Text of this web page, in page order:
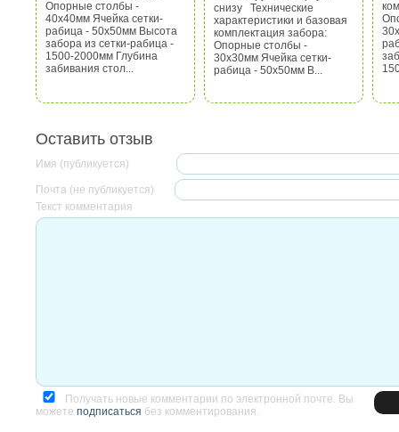
Опорные столбы -
40х40мм Ячейка сетки-
рабица - 50х50мм Высота
забора из сетки-рабица -
1500-2000мм Глубина
забивания стол...
снизу Технические
характеристики и базовая
комплектация забора:
Опорные столбы -
30х30мм Ячейка сетки-
рабица - 50х50мм В...
Оставить отзыв
Имя (публикуется)
Почта (не публикуется)
Текст комментария
Получать новые комментарии по электронной почте. Вы
можете подписаться без комментирования.